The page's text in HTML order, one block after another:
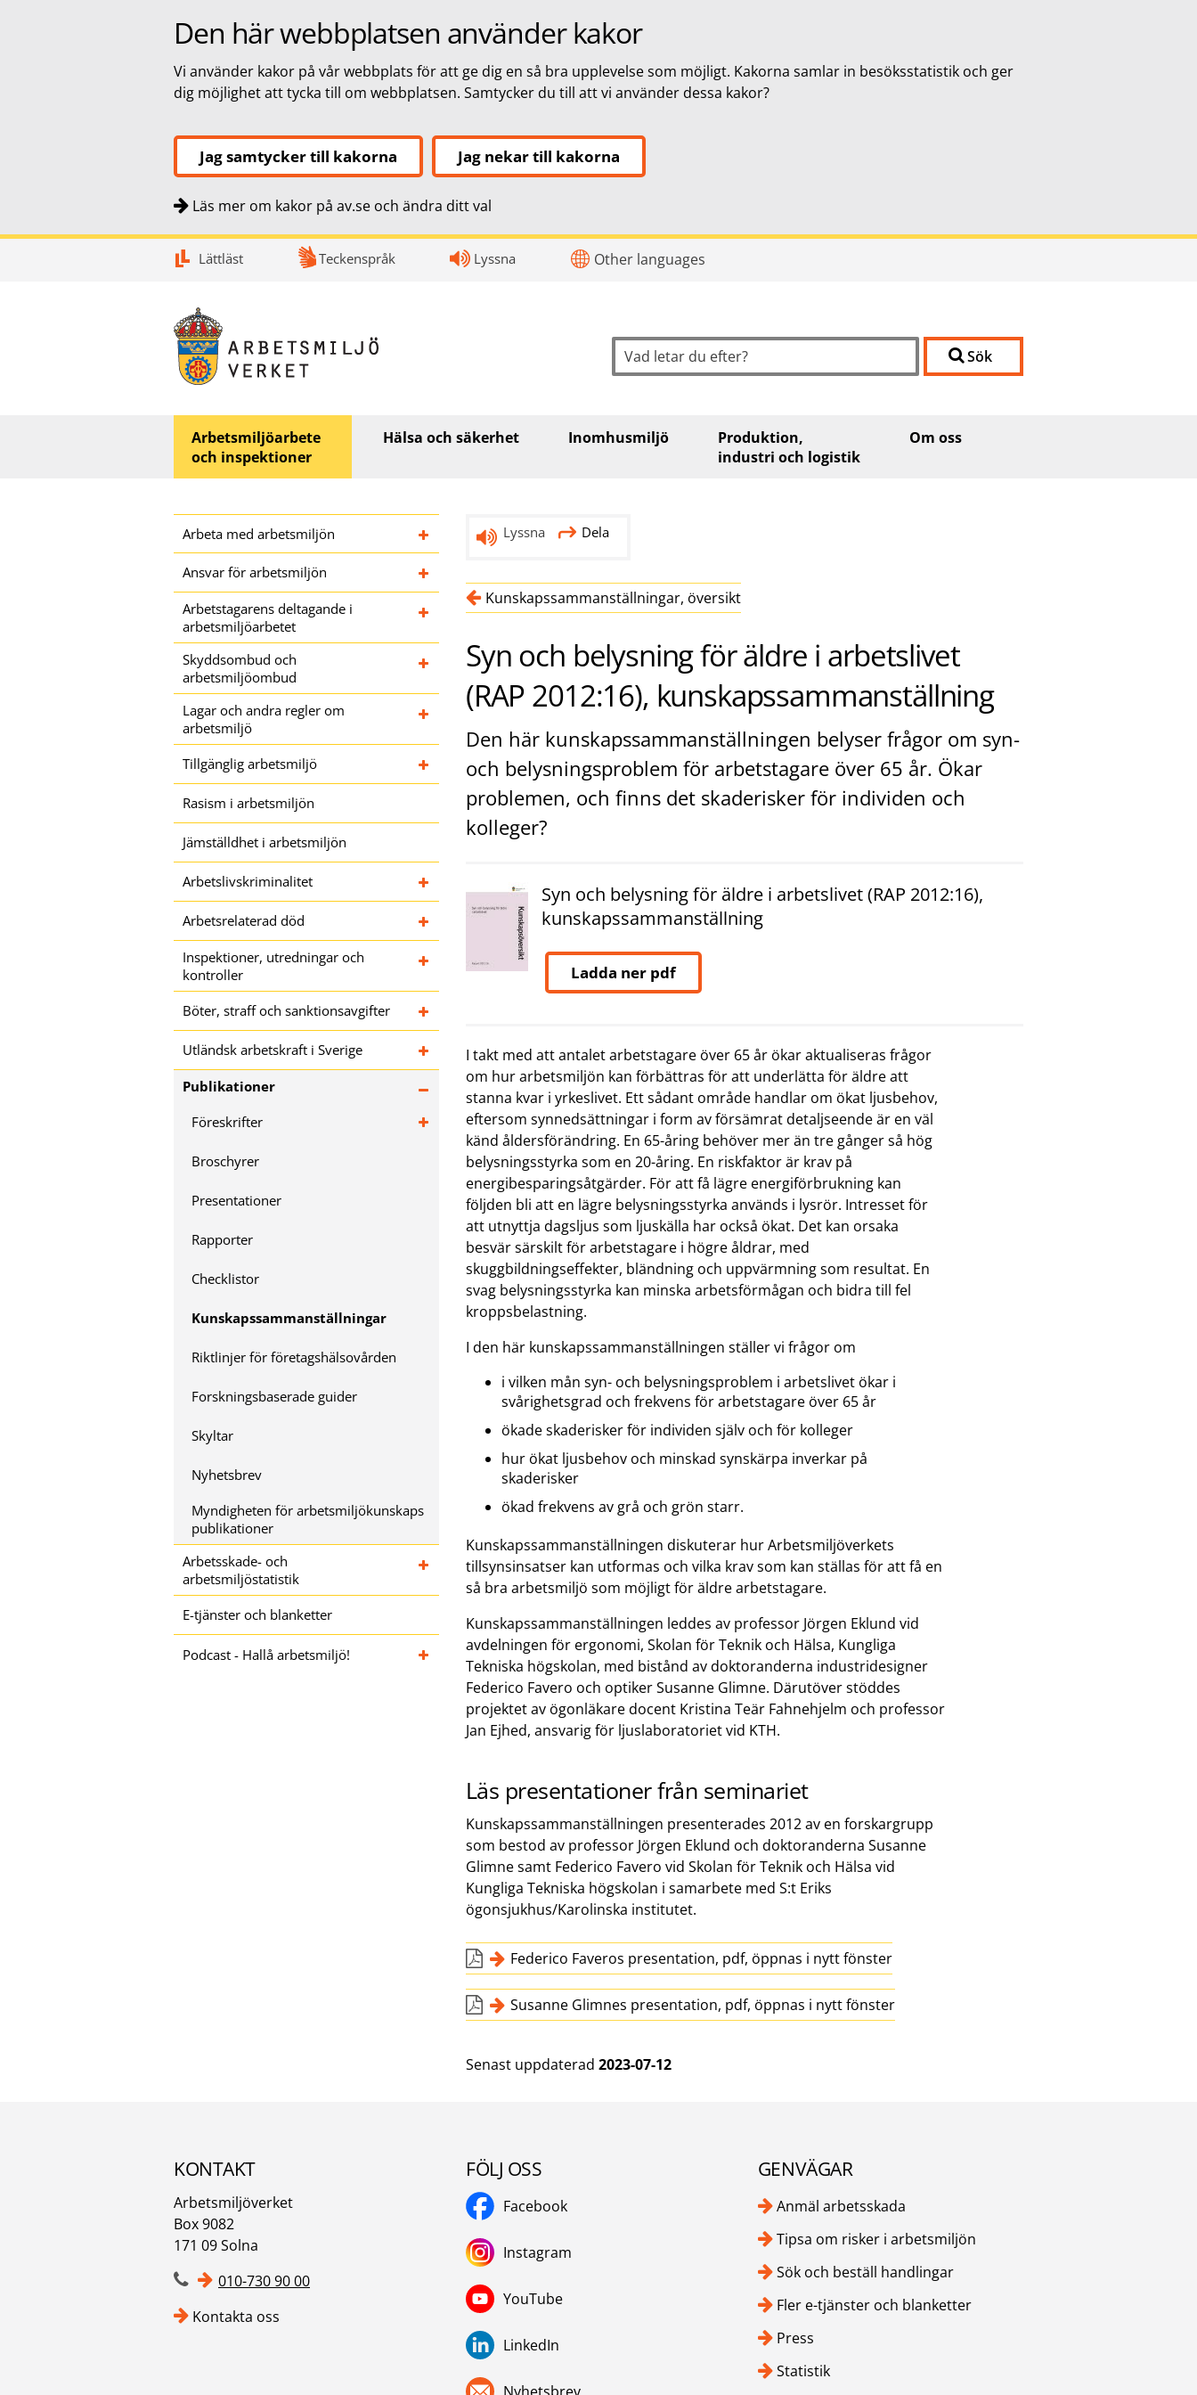
Den här webbplatsen använder kakor
Vi använder kakor på vår webbplats för att ge dig en så bra upplevelse som möjligt. Kakorna samlar in besöksstatistik och ger
dig möjlighet att tycka till om webbplatsen. Samtycker du till att vi använder dessa kakor?
Jag samtycker till kakorna Jag nekar till kakorna
Läs mer om kakor på av.se och ändra ditt val
Lättläst Teckenspråk Lyssna Other languages
Sök Sök
Arbetsmiljöarbete
och inspektioner
Hälsa och säkerhet Inomhusmiljö
Produktion,
industri och logistik
Om oss
Arbeta med arbetsmiljön
Ansvar för arbetsmiljön
Arbetstagarens deltagande i
arbetsmiljöarbetet
Skyddsombud och
arbetsmiljöombud
Lagar och andra regler om
arbetsmiljö
Tillgänglig arbetsmiljö
Rasism i arbetsmiljön
Jämställdhet i arbetsmiljön
Arbetslivskriminalitet
Arbetsrelaterad död
Inspektioner, utredningar och
kontroller
Böter, straff och sanktionsavgifter
Utländsk arbetskraft i Sverige
Publikationer
Föreskrifter
Broschyrer
Presentationer
Rapporter
Checklistor
Kunskapssammanställningar
Riktlinjer för företagshälsovården
Forskningsbaserade guider
Skyltar
Nyhetsbrev
Myndigheten för arbetsmiljökunskaps
publikationer
Arbetsskade- och
arbetsmiljöstatistik
E-tjänster och blanketter
Podcast - Hallå arbetsmiljö!
Lyssna Dela
Kunskapssammanställningar, översikt
Syn och belysning för äldre i arbetslivet
(RAP 2012:16), kunskapssammanställning
Den här kunskapssammanställningen belyser frågor om syn-
och belysningsproblem för arbetstagare över 65 år. Ökar
problemen, och finns det skaderisker för individen och
kolleger?
Syn och belysning för äldre i arbetslivet (RAP 2012:16),
kunskapssammanställning
Ladda ner pdf
I takt med att antalet arbetstagare över 65 år ökar aktualiseras frågor
om hur arbetsmiljön kan förbättras för att underlätta för äldre att
stanna kvar i yrkeslivet. Ett sådant område handlar om ökat ljusbehov,
eftersom synnedsättningar i form av försämrat detaljseende är en väl
känd åldersförändring. En 65-åring behöver mer än tre gånger så hög
belysningsstyrka som en 20-åring. En riskfaktor är krav på
energibesparingsåtgärder. För att få lägre energiförbrukning kan
följden bli att en lägre belysningsstyrka används i lysrör. Intresset för
att utnyttja dagsljus som ljuskälla har också ökat. Det kan orsaka
besvär särskilt för arbetstagare i högre åldrar, med
skuggbildningseffekter, bländning och uppvärmning som resultat. En
svag belysningsstyrka kan minska arbetsförmågan och bidra till fel
kroppsbelastning.
I den här kunskapssammanställningen ställer vi frågor om
i vilken mån syn- och belysningsproblem i arbetslivet ökar i
svårighetsgrad och frekvens för arbetstagare över 65 år
ökade skaderisker för individen själv och för kolleger
hur ökat ljusbehov och minskad synskärpa inverkar på
skaderisker
ökad frekvens av grå och grön starr.
Kunskapssammanställningen diskuterar hur Arbetsmiljöverkets
tillsynsinsatser kan utformas och vilka krav som kan ställas för att få en
så bra arbetsmiljö som möjligt för äldre arbetstagare.
Kunskapssammanställningen leddes av professor Jörgen Eklund vid
avdelningen för ergonomi, Skolan för Teknik och Hälsa, Kungliga
Tekniska högskolan, med bistånd av doktoranderna industridesigner
Federico Favero och optiker Susanne Glimne. Därutöver stöddes
projektet av ögonläkare docent Kristina Teär Fahnehjelm och professor
Jan Ejhed, ansvarig för ljuslaboratoriet vid KTH.
Läs presentationer från seminariet
Kunskapssammanställningen presenterades 2012 av en forskargrupp
som bestod av professor Jörgen Eklund och doktoranderna Susanne
Glimne samt Federico Favero vid Skolan för Teknik och Hälsa vid
Kungliga Tekniska högskolan i samarbete med S:t Eriks
ögonsjukhus/Karolinska institutet.
Federico Faveros presentation, pdf, öppnas i nytt fönster
Susanne Glimnes presentation, pdf, öppnas i nytt fönster
Senast uppdaterad 2023-07-12
KONTAKT
Arbetsmiljöverket
Box 9082
171 09 Solna
010-730 90 00
Kontakta oss
FÖLJ OSS
Facebook
Instagram
YouTube
LinkedIn
GENVÄGAR
Anmäl arbetsskada
Tipsa om risker i arbetsmiljön
Sök och beställ handlingar
Fler e-tjänster och blanketter
Press
Statistik